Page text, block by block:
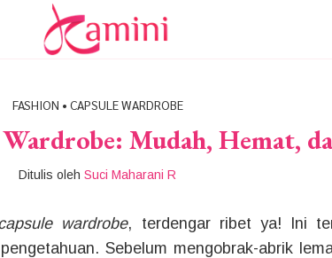
FASHION • CAPSULE WARDROBE
Mudah, Hemat,
Ditulis oleh Suci Maharani R
wardrobe, terdengar ribet ya! Ini
Sebelum mengobrak-abrik